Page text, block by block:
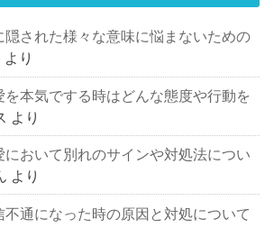
された様々な意味に悩まないための
より
本気でする時はどんな態度や行動を
より
おいて別れのサインや対処法につい
より
通になった時の原因と対処について